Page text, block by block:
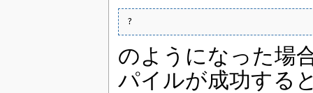
?
のようになった場
パイルが成功する